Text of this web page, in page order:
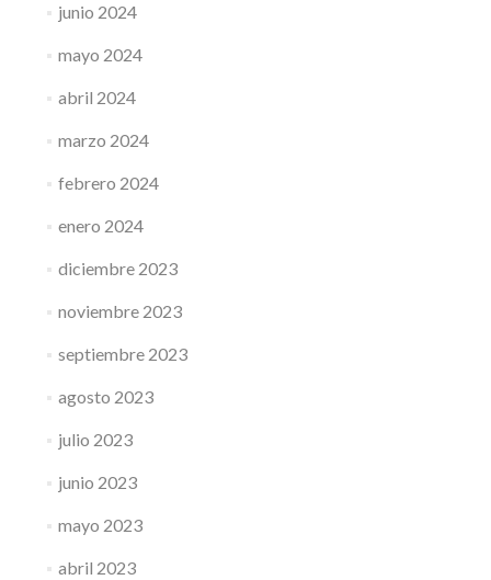
junio 2024
mayo 2024
abril 2024
marzo 2024
febrero 2024
enero 2024
diciembre 2023
noviembre 2023
septiembre 2023
agosto 2023
julio 2023
junio 2023
mayo 2023
abril 2023